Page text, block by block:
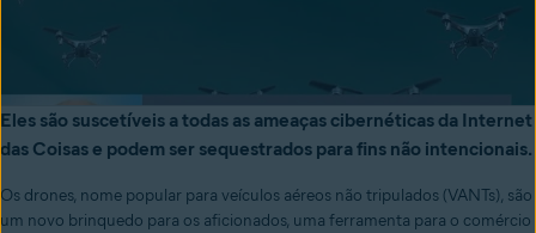
Eles são suscetíveis a todas as ameaças cibernéticas da Internet
das Coisas e podem ser sequestrados para fins não intencionais.
Os drones, nome popular para veículos aéreos não tripulados (VANTs), são
um novo brinquedo para os aficionados, uma ferramenta para o comércio